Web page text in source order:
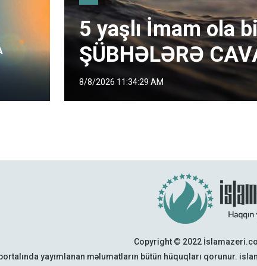
5 yaşlı İmam ola
ŞÜBHƏLƏRƏ
8/8/2026 11:34:29 AM
Copyright © 2022
yayımlanan məlumatların bütün hüquqları qorunur.